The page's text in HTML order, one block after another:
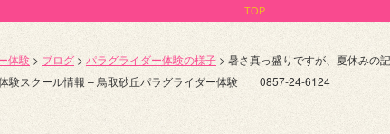
TOP
体験 > ブログ > パラグライダー体験の様子 > 暑さ真っ盛りですが、夏休みの
験スクール情報 – 鳥取砂丘パラグライダー体験 0857-24-6124